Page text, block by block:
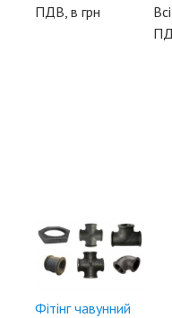
ПДВ, в грн
Фітінг чавунний